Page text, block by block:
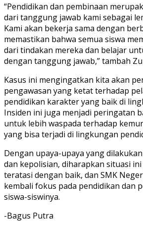
“Pendidikan dan pembinaan
dari tanggung jawab kami sebagai
Kami akan bekerja sama dengan
memastikan bahwa semua siswa
dari tindakan mereka dan belajar
dengan tanggung jawab,” tambah
Kasus ini mengingatkan kita akan
pengawasan yang ketat terhadap
pendidikan karakter yang baik di
Insiden ini juga menjadi peringatan
untuk lebih waspada terhadap
yang bisa terjadi di lingkungan
Dengan upaya-upaya yang
dan kepolisian, diharapkan situasi
teratasi dengan baik, dan SMK
kembali fokus pada pendidikan dan
siswa-siswinya.
-Bagus Putra